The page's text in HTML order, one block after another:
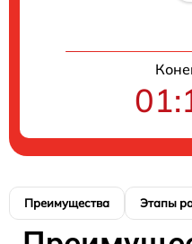
Преимущества Этапы